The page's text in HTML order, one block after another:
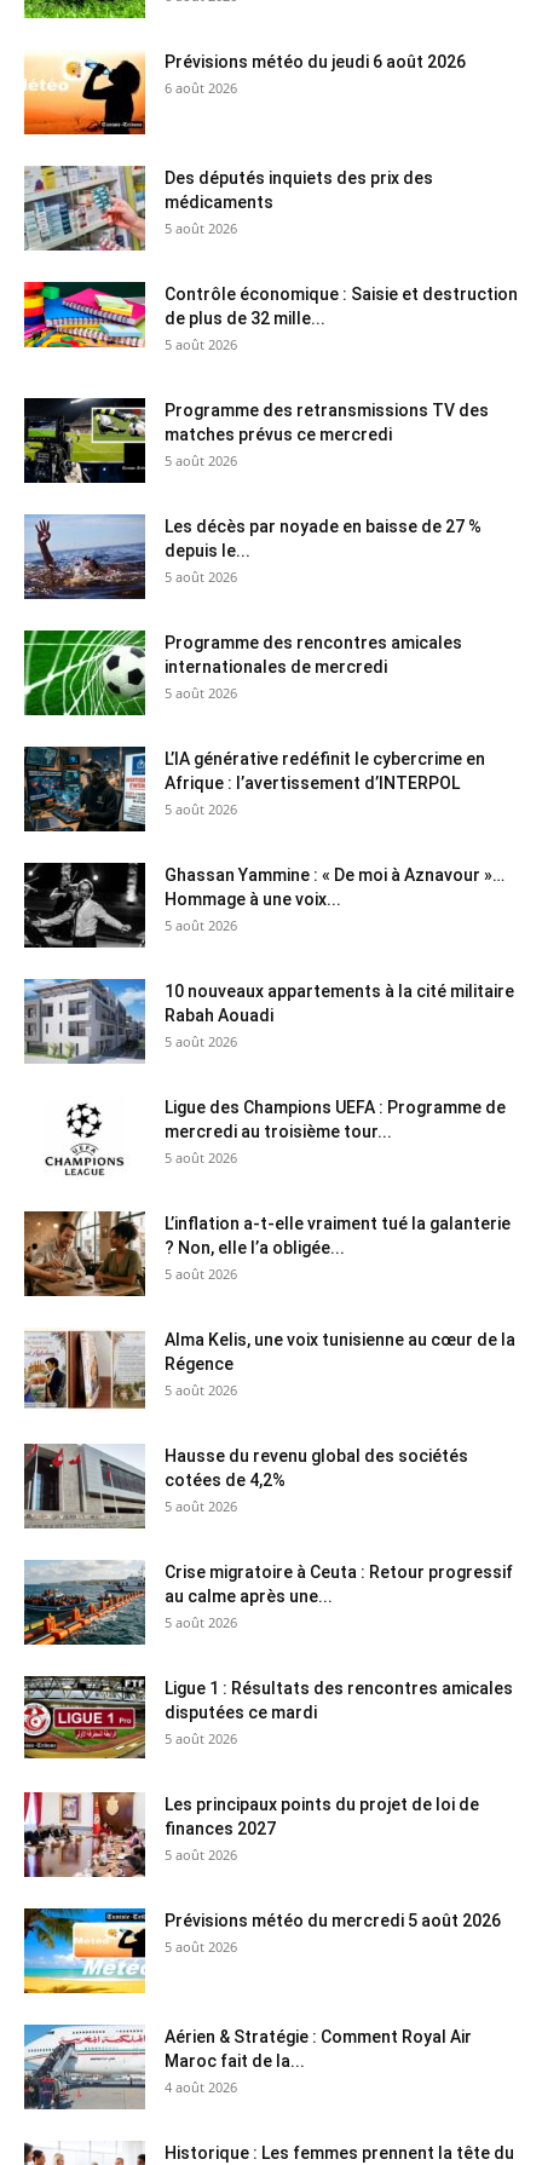
Prévisions météo du jeudi 6 août 2026
6 août 2026
Des députés inquiets des prix des
médicaments
5 août 2026
Contrôle économique : Saisie et destruction
de plus de 32 mille...
5 août 2026
Programme des retransmissions TV des
matches prévus ce mercredi
5 août 2026
Les décès par noyade en baisse de 27 %
depuis le...
5 août 2026
Programme des rencontres amicales
internationales de mercredi
5 août 2026
L’IA générative redéfinit le cybercrime en
Afrique : l’avertissement d’INTERPOL
5 août 2026
Ghassan Yammine : « De moi à Aznavour »…
Hommage à une voix...
5 août 2026
10 nouveaux appartements à la cité militaire
Rabah Aouadi
5 août 2026
Ligue des Champions UEFA : Programme de
mercredi au troisième tour...
5 août 2026
L’inflation a-t-elle vraiment tué la galanterie
? Non, elle l’a obligée...
5 août 2026
Alma Kelis, une voix tunisienne au cœur de la
Régence
5 août 2026
Hausse du revenu global des sociétés
cotées de 4,2%
5 août 2026
Crise migratoire à Ceuta : Retour progressif
au calme après une...
5 août 2026
Ligue 1 : Résultats des rencontres amicales
disputées ce mardi
5 août 2026
Les principaux points du projet de loi de
finances 2027
5 août 2026
Prévisions météo du mercredi 5 août 2026
5 août 2026
Aérien & Stratégie : Comment Royal Air
Maroc fait de la...
4 août 2026
Historique : Les femmes prennent la tête du